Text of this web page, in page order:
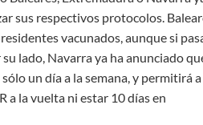
sus respectivos protocolos.
vacunados, aunque si
lado, Navarra ya ha anunciado
un día a la semana, y permitirá
a la vuelta ni estar 10 días en